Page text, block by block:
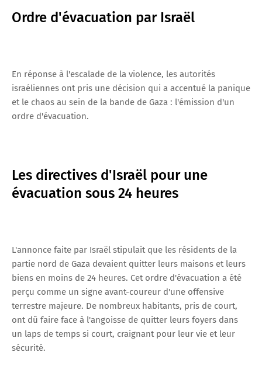
Ordre d'évacuation par Israël
En réponse à l'escalade de la violence, les autorités
israéliennes ont pris une décision qui a accentué la panique
et le chaos au sein de la bande de Gaza : l'émission d'un
ordre d'évacuation.
Les directives d'Israël pour une
évacuation sous 24 heures
L'annonce faite par Israël stipulait que les résidents de la
partie nord de Gaza devaient quitter leurs maisons et leurs
biens en moins de 24 heures. Cet ordre d'évacuation a été
perçu comme un signe avant-coureur d'une offensive
terrestre majeure. De nombreux habitants, pris de court,
ont dû faire face à l'angoisse de quitter leurs foyers dans
un laps de temps si court, craignant pour leur vie et leur
sécurité.